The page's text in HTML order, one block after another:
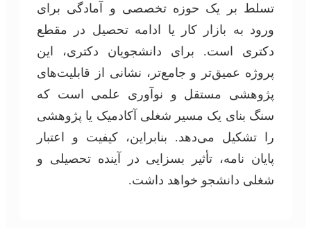
تسلط بر یک حوزه تخصصی و آمادگی برای
ورود به بازار کار یا ادامه تحصیل در مقطع
دکتری است. برای دانشجویان دکتری، این
پروژه عمیق‌تر و جامع‌تر، نشانی از قابلیت‌های
پژوهشی مستقل و نوآوری علمی است که
سنگ بنای یک مسیر شغلی آکادمیک یا پژوهشی
را تشکیل می‌دهد. بنابراین، کیفیت و اعتبار
پایان نامه، تأثیر بسزایی در آینده تحصیلی و
شغلی دانشجو خواهد داشت.